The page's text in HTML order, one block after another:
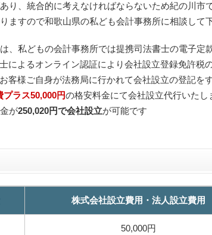
り、統合的に考えなければならないため紀の川市
ますので和歌山県の私ども会計事務所に相談して
、私どもの会計事務所では提携司法書士の電子定
によるオンライン認証により会社設立登録免許税
客様ご自身が法務局に行かれて会社設立の登記を
プラス50,000円の格安料金にて会社設立代行いたし
が250,020円で会社設立が可能です
株式会社設立費用・法人設立費用
50,000円